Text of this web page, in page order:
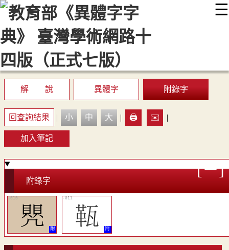
☰
::: 最新消息 常見問題 編輯說明
顯示模式
解 說 異體字 附錄字
回查詢結果 | 小 中 大 | 🖨️ ✉️ |
加入筆記
附錄字
󸕾 󸕿